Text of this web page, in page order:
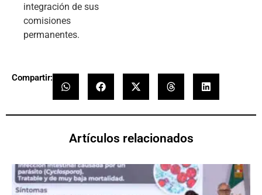
integración de sus
comisiones
permanentes.
Compartir:
Artículos relacionados